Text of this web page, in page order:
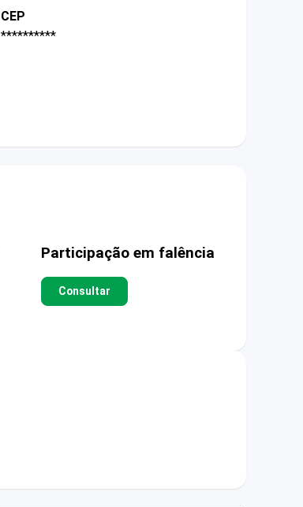
CEP
**********
Participação em falência
Consultar